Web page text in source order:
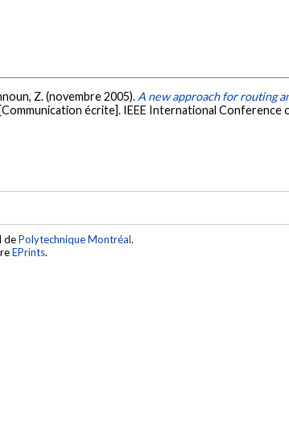
Z. (novembre 2005). A new approach for routing
[Communication écrite]. IEEE International Conference
dePolytechnique Montréal.
EPrints.